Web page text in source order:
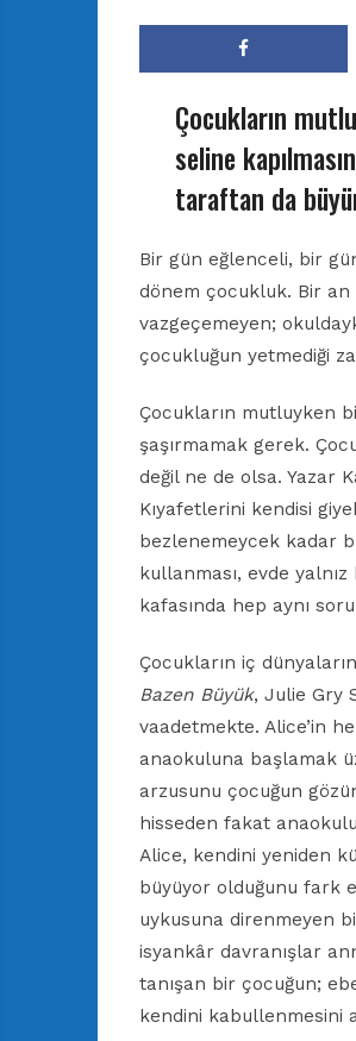
Çocukların
seline
taraftan da
Bir gün eğlenceli, bir
dönem çocukluk. Bir an
vazgeçemeyen;
çocukluğun yetmediği
Çocukların mutluyken
şaşırmamak gerek.
değil ne de olsa. Yazar
Kıyafetlerini kendisi
bezlenemeycek kadar
kullanması, evde
kafasında hep aynı
Çocukların iç
Bazen Büyük, Julie Gry
vaadetmekte. Alice’in
anaokuluna başlamak
arzusunu çocuğun
hisseden fakat
Alice, kendini yeniden
büyüyor olduğunu fark
uykusuna direnmeyen
isyankâr davranışlar
tanışan bir çocuğun;
kendini kabullenmesini